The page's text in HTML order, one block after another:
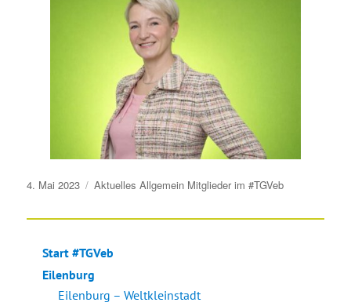
Veröffentlicht
4. Mai 2023 Aktuelles Allgemein Mitglieder im #TGVeb
Start #TGVeb
Eilenburg
Eilenburg – Weltkleinstadt